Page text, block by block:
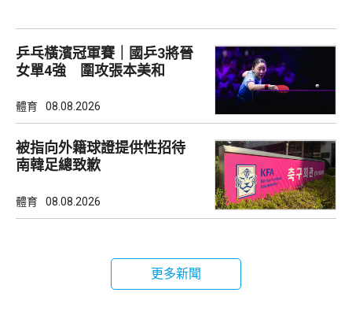
乒乓橫濱冠軍賽｜國乒3將晉
女單4強 圍攻張本美和
體育 08.08.2026
被指向外籍球證提供性招待
南韓足總致歉
體育 08.08.2026
更多新聞